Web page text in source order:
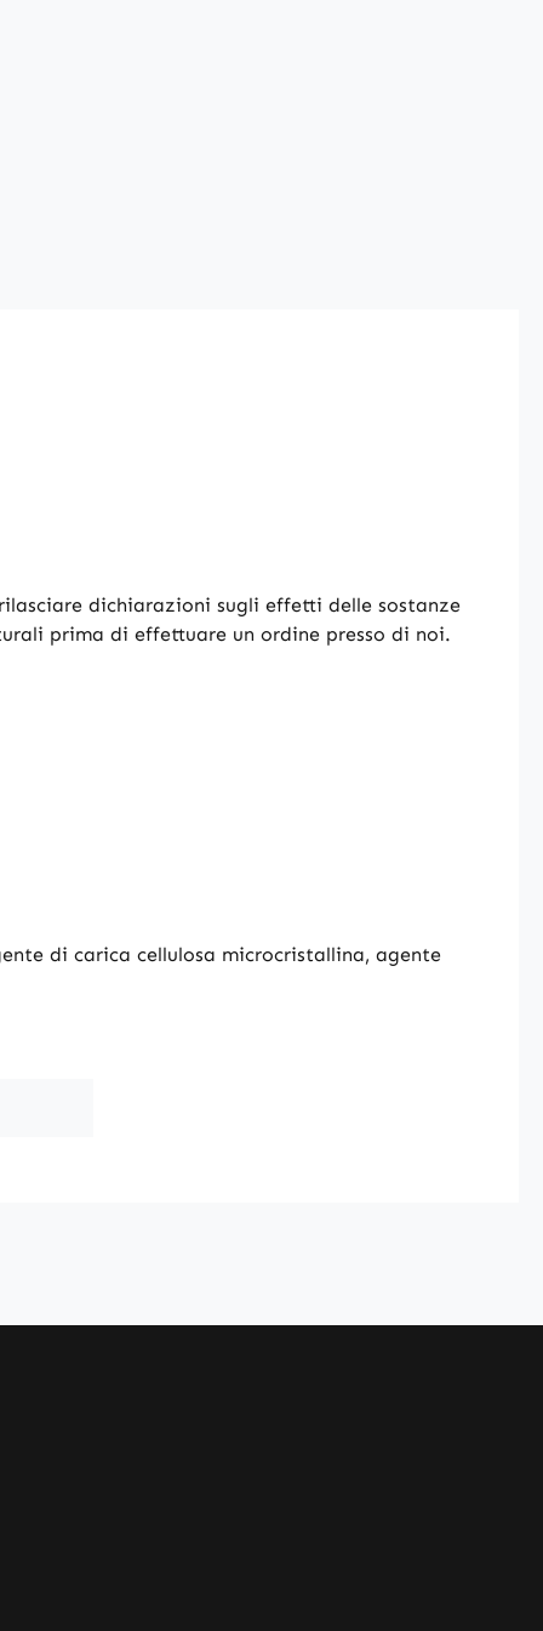
dichiarazioni sugli effetti delle sostanze
prima di effettuare un ordine presso di noi.
di carica cellulosa microcristallina, agente